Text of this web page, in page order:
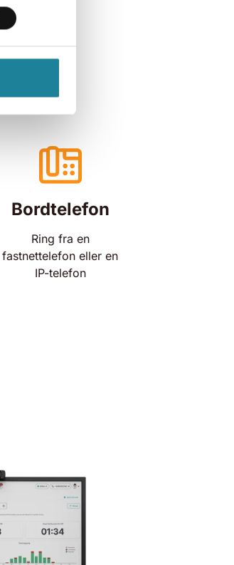
Bordtelefon
Ring fra en
fastnettelefon eller en
IP-telefon